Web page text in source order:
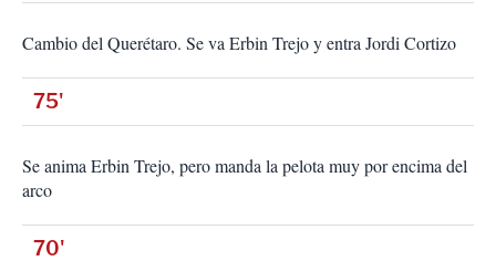
Cambio del Querétaro. Se va Erbin Trejo y entra Jordi Cortizo
75'
Se anima Erbin Trejo, pero manda la pelota muy por encima del
arco
70'